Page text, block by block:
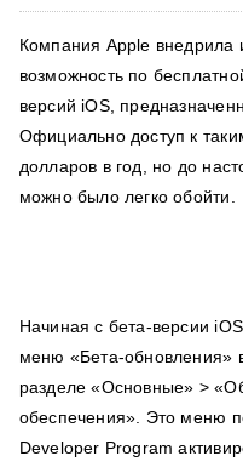
Компания Apple внедрила
возможность по
версий iOS,
Официально доступ к
долларов в год, но до
можно было легко обойти.
Начиная с бета-версии
меню «Бета-обновления»
разделе «Основные» >
обеспечения». Это меню
Developer Program